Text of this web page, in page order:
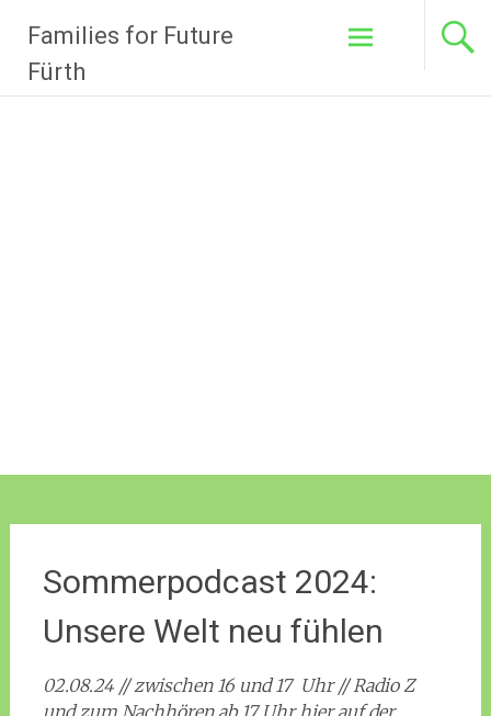
Inhalt
springen
Families for Future
Fürth
Sommerpodcast 2024:
Unsere Welt neu fühlen
02.08.24 // zwischen 16 und 17 Uhr // Radio Z
und zum Nachhören ab 17 Uhr hier auf der